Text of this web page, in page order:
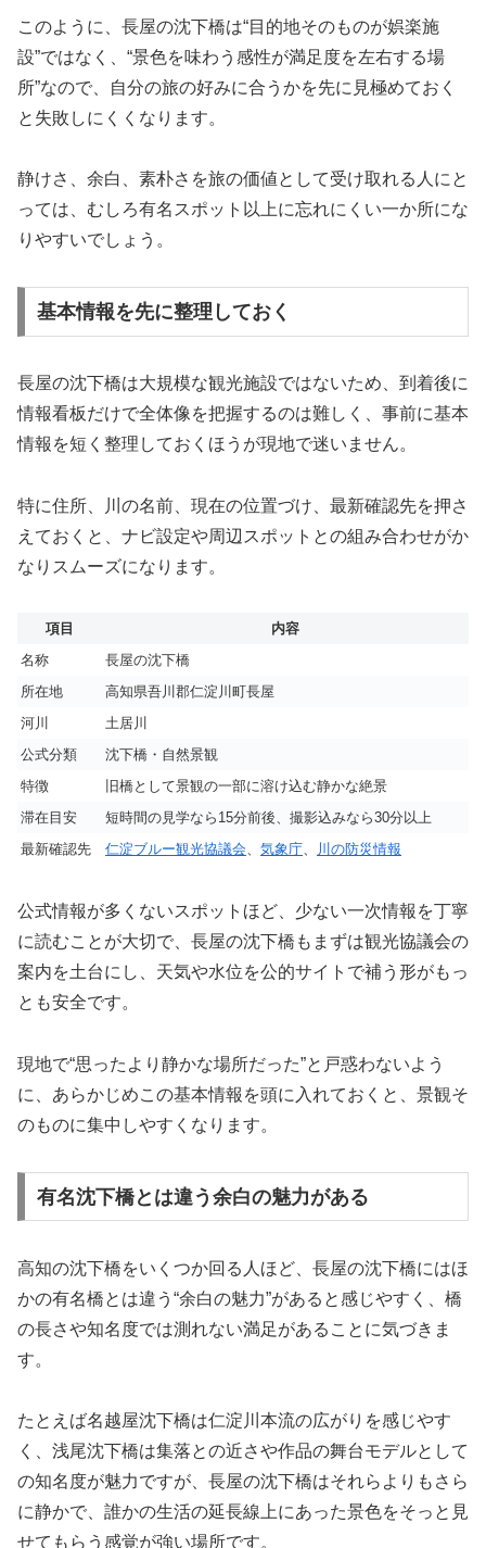
このように、長屋の沈下橋は“目的地そのものが娯楽施
設”ではなく、“景色を味わう感性が満足度を左右する場
所”なので、自分の旅の好みに合うかを先に見極めておく
と失敗しにくくなります。
静けさ、余白、素朴さを旅の価値として受け取れる人にと
っては、むしろ有名スポット以上に忘れにくい一か所にな
りやすいでしょう。
基本情報を先に整理しておく
長屋の沈下橋は大規模な観光施設ではないため、到着後に
情報看板だけで全体像を把握するのは難しく、事前に基本
情報を短く整理しておくほうが現地で迷いません。
特に住所、川の名前、現在の位置づけ、最新確認先を押さ
えておくと、ナビ設定や周辺スポットとの組み合わせがか
なりスムーズになります。
項目
内容
名称
長屋の沈下橋
所在地
高知県吾川郡仁淀川町長屋
河川
土居川
公式分類
沈下橋・自然景観
特徴
旧橋として景観の一部に溶け込む静かな絶景
滞在目安
短時間の見学なら15分前後、撮影込みなら30分以上
最新確認先
仁淀ブルー観光協議会、 気象庁、 川の防災情報
公式情報が多くないスポットほど、少ない一次情報を丁寧
に読むことが大切で、長屋の沈下橋もまずは観光協議会の
案内を土台にし、天気や水位を公的サイトで補う形がもっ
とも安全です。
現地で“思ったより静かな場所だった”と戸惑わないよう
に、あらかじめこの基本情報を頭に入れておくと、景観そ
のものに集中しやすくなります。
有名沈下橋とは違う余白の魅力がある
高知の沈下橋をいくつか回る人ほど、長屋の沈下橋にはほ
かの有名橋とは違う“余白の魅力”があると感じやすく、橋
の長さや知名度では測れない満足があることに気づきま
す。
たとえば名越屋沈下橋は仁淀川本流の広がりを感じやす
く、浅尾沈下橋は集落との近さや作品の舞台モデルとして
の知名度が魅力ですが、長屋の沈下橋はそれらよりもさら
に静かで、誰かの生活の延長線上にあった景色をそっと見
せてもらう感覚が強い場所です。